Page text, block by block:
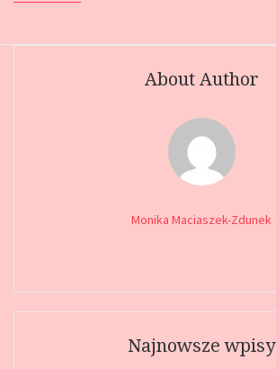
About Author
Monika Maciaszek-Zdunek
Najnowsze wpisy